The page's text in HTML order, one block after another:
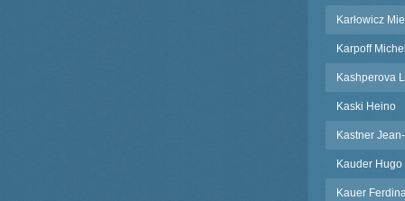
Karłowicz
Karpoff
Kashperova
Kaski Heino
Kastner
Kauder Hugo
Kauer